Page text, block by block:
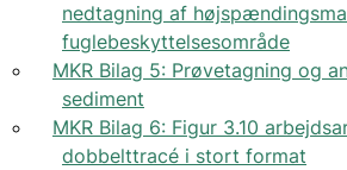
nedtagning af
fuglebeskyttelsesområde
MKR Bilag 5: Prøvetagning og
sediment
MKR Bilag 6: Figur 3.10
dobbelttracé i stort format